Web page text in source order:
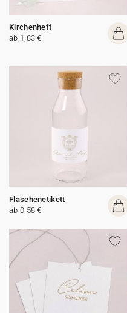
Kirchenheft
ab 1,83 €
Flaschenetikett
ab 0,58 €